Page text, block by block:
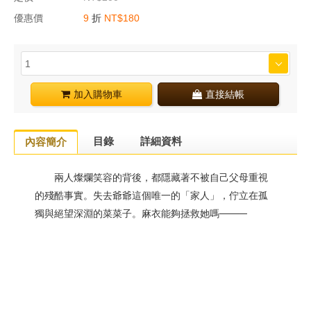
優惠價
9 折 NT$180
加入購物車 直接結帳
內容簡介 目錄 詳細資料
兩人燦爛笑容的背後，都隱藏著不被自己父母重視
的殘酷事實。失去爺爺這個唯一的「家人」，佇立在孤
獨與絕望深淵的菜菜子。麻衣能夠拯救她嗎────